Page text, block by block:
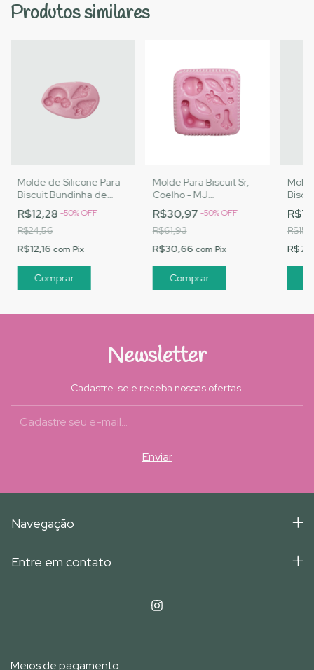
Produtos similares
Molde de Silicone Para
Biscuit Bundinha de
Coelho - MJ
Artesanatos |Cód. 1650
R$12,28 -50%OFF
R$24,56
R$12,16 com Pix
Molde Para Biscuit Sr,
Coelho - MJ
Artesanatos |Cód. 1664
R$30,97 -50%OFF
R$61,93
R$30,66 com Pix
Newsletter
Cadastre-se e receba nossas ofertas.
Navegação
Entre em contato
Meios de pagamento